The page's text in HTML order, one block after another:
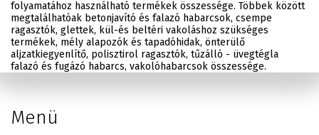
folyamatához használható termékek összessége. Többek között
megtalálhatóak betonjavító és falazó habarcsok, csempe
ragasztók, glettek, kül-és beltéri vakoláshoz szükséges
termékek, mély alapozók és tapadóhidak, önterülő
aljzatkiegyenlítő, polisztirol ragasztók, tűzálló - üvegtégla
falazó és fugázó habarcs, vakolóhabarcsok összessége.
Menü